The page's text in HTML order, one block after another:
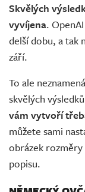
Skvělých
vyvíjena.
delší dobu, a tak
září.
To ale
skvělých
vám vytvoří
můžete sami
obrázek rozměry
popisu.